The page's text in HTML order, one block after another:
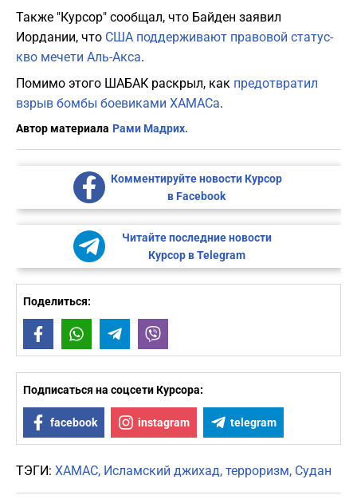
Также "Курсор" сообщал, что Байден заявил
Иордании, что США поддерживают правовой статус-
кво мечети Аль-Акса.
Помимо этого ШАБАК раскрыл, как предотвратил
взрыв бомбы боевиками ХАМАСа.
Автор материала Рами Мадрих.
Комментируйте новости Курсор
в Facebook
Читайте последние новости
Курсор в Telegram
Поделиться:
FacebookWhatsAppTelegram
Подписаться на соцсети Курсора:
facebook instagram telegram
ТЭГИ: ХАМАС Исламский джихад терроризм Судан